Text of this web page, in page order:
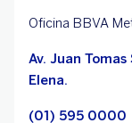
Oficina BBVA
Av. Juan
Elena.
(01) 595 0000